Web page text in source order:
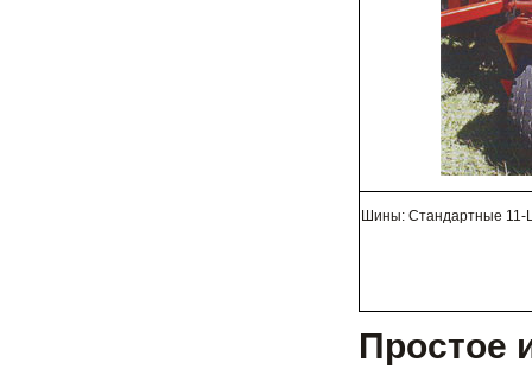
Шины: Стандартные 11-
Простое